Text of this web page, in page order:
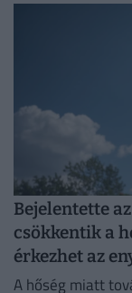
Bejelentette
csökkentik a
érkezhet az
A hőség miatt